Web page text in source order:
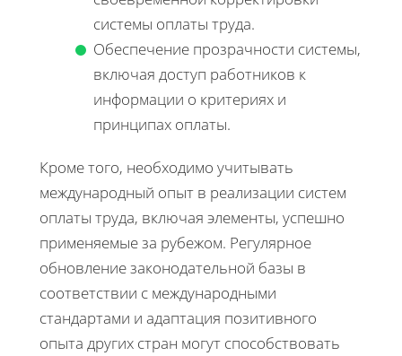
системы оплаты труда.
Обеспечение прозрачности системы,
включая доступ работников к
информации о критериях и
принципах оплаты.
Кроме того, необходимо учитывать
международный опыт в реализации систем
оплаты труда, включая элементы, успешно
применяемые за рубежом. Регулярное
обновление законодательной базы в
соответствии с международными
стандартами и адаптация позитивного
опыта других стран могут способствовать